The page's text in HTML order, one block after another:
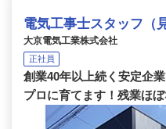
電気工事士スタッフ（
大京電気工業株式会社
正社員
創業40年以上続く安定企
プロに育てます！残業ほ